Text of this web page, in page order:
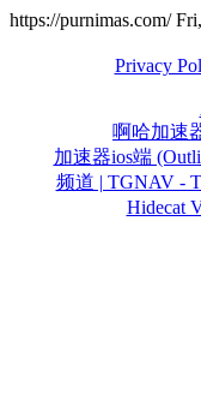
https://purnimas.com/
Privacy
啊哈加速
加速器ios端
频道 | TGNAV -
Hidecat